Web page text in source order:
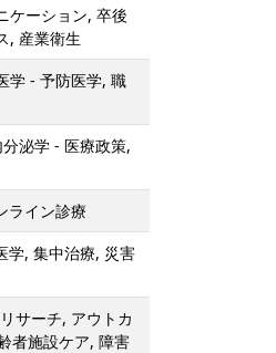
ケーション, 卒後
, 産業衛生
学 - 予防医学, 職
泌学 - 医療政策,
ライン診療
学, 集中治療, 災害
サーチ, アウトカ
者施設ケア, 障害